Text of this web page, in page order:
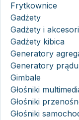
Frytkownice
Gadżety
Gadżety i
Gadżety kibica
Generatory
Generatory prądu
Gimbale
Głośniki
Głośniki
Głośniki